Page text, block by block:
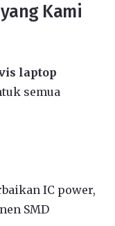
Kami
laptop
semua
IC power,
SMD